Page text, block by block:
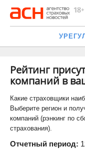
Рейтинг
компаний в
Какие страховщики
Выберите регион и
компаний (рэнкинг по
страхования).
Отчетный период: